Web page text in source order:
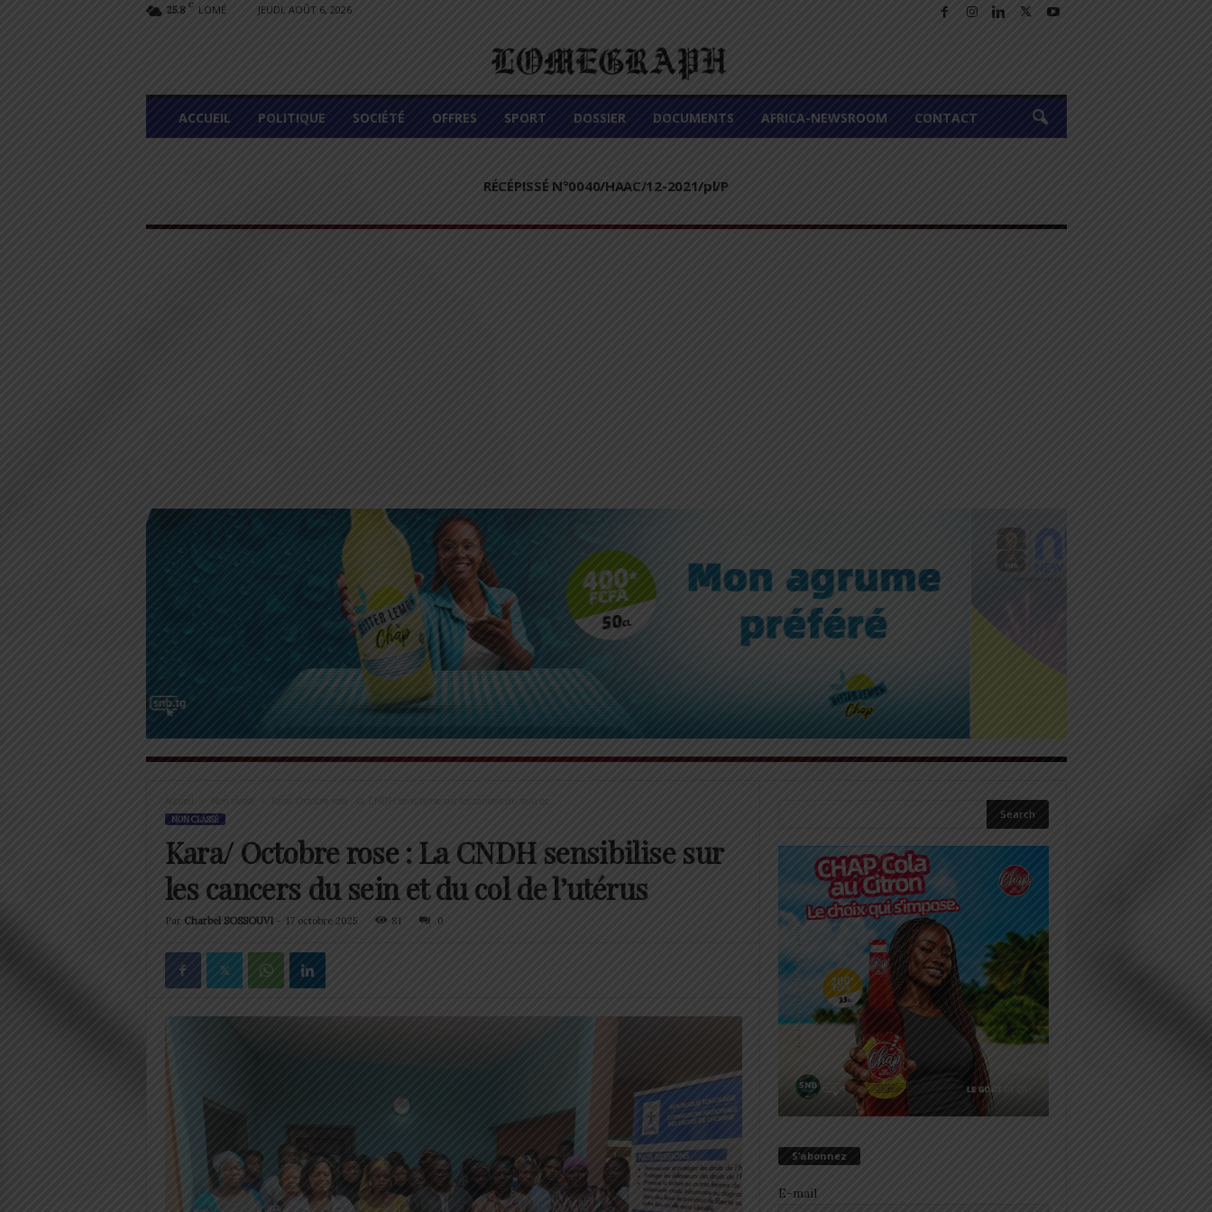
25.8 C LOMÉ JEUDI, AOÛT 6, 2026
L
M
ACCUEIL POLITIQUE SOCIÉTÉ OFFRES SPORT DOSSIER DOCUMENTS AFRICA-NEWSROOM CONTACT
RÉCÉPISSÉ N°0040/HAAC/12-2021/pl/P
Accueil Kara/ Octobre rose : La CNDH sensibilise sur les cancers du sein et...
NON CLASSÉ
Kara/ Octobre rose : La CNDH sensibilise sur
les cancers du sein et du col de l’utérus
Par Charbel SOSSOUVI- 17 octobre 2025 81 0
S’abonnez
E-mail